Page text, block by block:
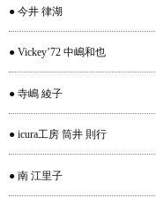
● 今井 律湖
● Vickey’72 中嶋和也
● 寺嶋 綾子
● icura工房 筒井 則行
● 南 江里子